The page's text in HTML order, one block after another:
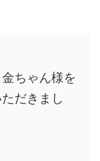
ちゃん様を
だきまし